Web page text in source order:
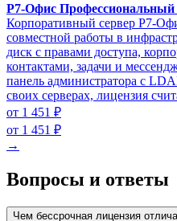
Р7-Офис Профессиональный
Корпоративный сервер Р7-
совместной работы в
диск с правами доступа,
контактами, задачи и
панель администратора с
своих серверах, лицензия
от 1 451 ₽
от 1 451 ₽
→
Вопросы и ответы
Чем бессрочная лицензия